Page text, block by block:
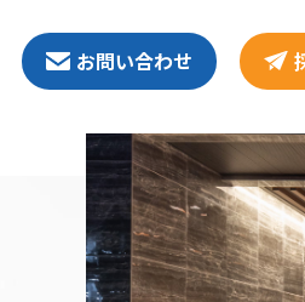
お問い合わせ